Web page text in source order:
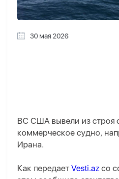
30 мая 2026
ВС США вывели из строя
коммерческое судно,
Ирана.
Как передает Vesti.az со